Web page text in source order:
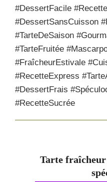
#DessertFacile
#DessertSansCuisson
#TarteDeSaison
#TarteFruitée
#FraîcheurEstivale
#RecetteExpress
#DessertFrais
#RecetteSucrée
Tarte